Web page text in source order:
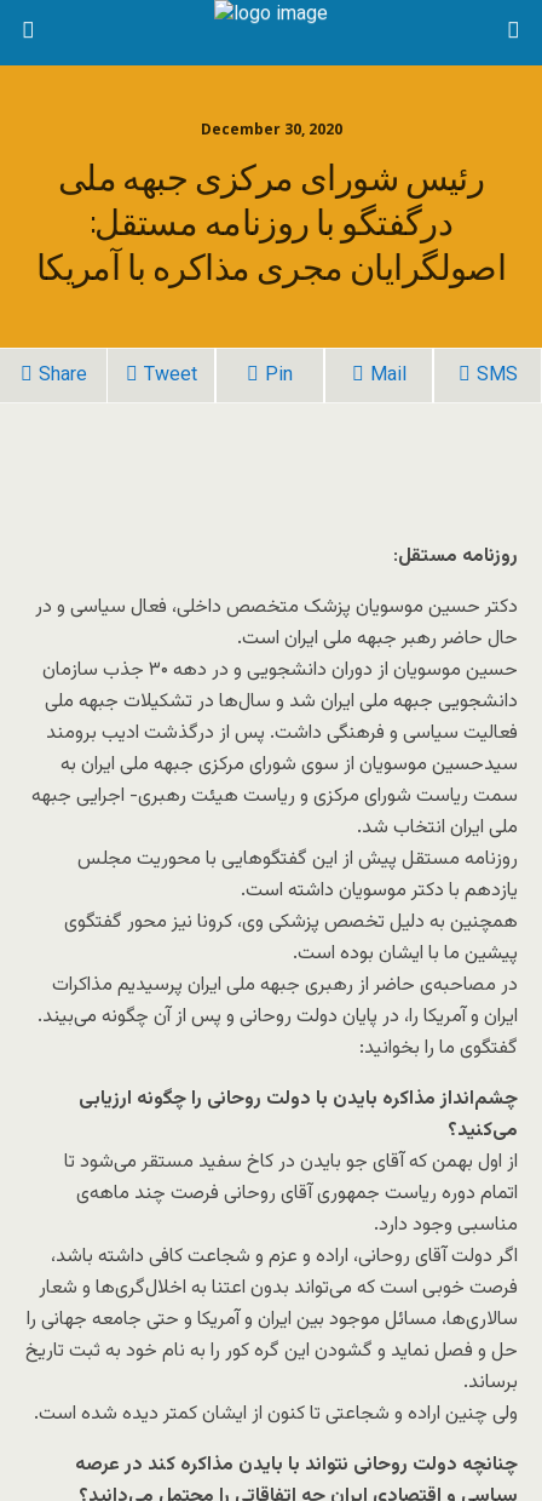
December 30, 2020
رئیس شورای مرکزی جبهه ملی
درگفتگو با روزنامه مستقل:
اصولگرایان مجری مذاکره با آمریکا
Share Tweet Pin Mail SMS
روزنامه مستقل:
دکتر حسین موسویان پزشک متخصص داخلی، فعال سیاسی و در
حال حاضر رهبر جبهه ملی ایران است.
حسین موسویان از دوران دانشجویی و در دهه ۳۰ جذب سازمان
دانشجویی جبهه ملی ایران شد و سال‌ها در تشکیلات جبهه ملی
فعالیت سیاسی و فرهنگی داشت. پس از درگذشت ادیب برومند
سیدحسین موسویان از سوی شورای مرکزی جبهه ملی ایران به
سمت ریاست شورای مرکزی و ریاست هیئت رهبری- اجرایی جبهه
ملی ایران انتخاب شد.
روزنامه مستقل پیش از این گفتگوهایی با محوریت مجلس
یازدهم با دکتر موسویان داشته‌ است.
همچنین به دلیل تخصص پزشکی وی، کرونا نیز محور گفتگوی
پیشین ما با ایشان بوده است.
در مصاحبه‌ی حاضر از رهبری جبهه ملی ایران پرسیدیم مذاکرات
ایران و آمریکا را، در پایان دولت روحانی و پس از آن چگونه می‌بیند.
گفتگوی ما را بخوانید:
چشم‌انداز مذاکره بایدن با دولت روحانی را چگونه ارزیابی
می‌کنید؟
از اول بهمن که آقای جو بایدن در کاخ سفید مستقر می‌شود تا
اتمام دوره ریاست جمهوری آقای روحانی فرصت چند ماهه‌ی
مناسبی وجود دارد.
اگر دولت آقای روحانی، اراده و عزم و شجاعت کافی داشته باشد،
فرصت خوبی است که می‌تواند بدون اعتنا به اخلال‌گری‌ها و شعار
سالاری‌ها، مسائل موجود بین ایران و آمریکا و حتی جامعه جهانی را
حل و فصل نماید و گشودن این گره کور را به نام خود به ثبت تاریخ
برساند.
ولی چنین اراده و شجاعتی تا کنون از ایشان کمتر دیده شده است.
چنانچه دولت روحانی نتواند با بایدن مذاکره کند در عرصه